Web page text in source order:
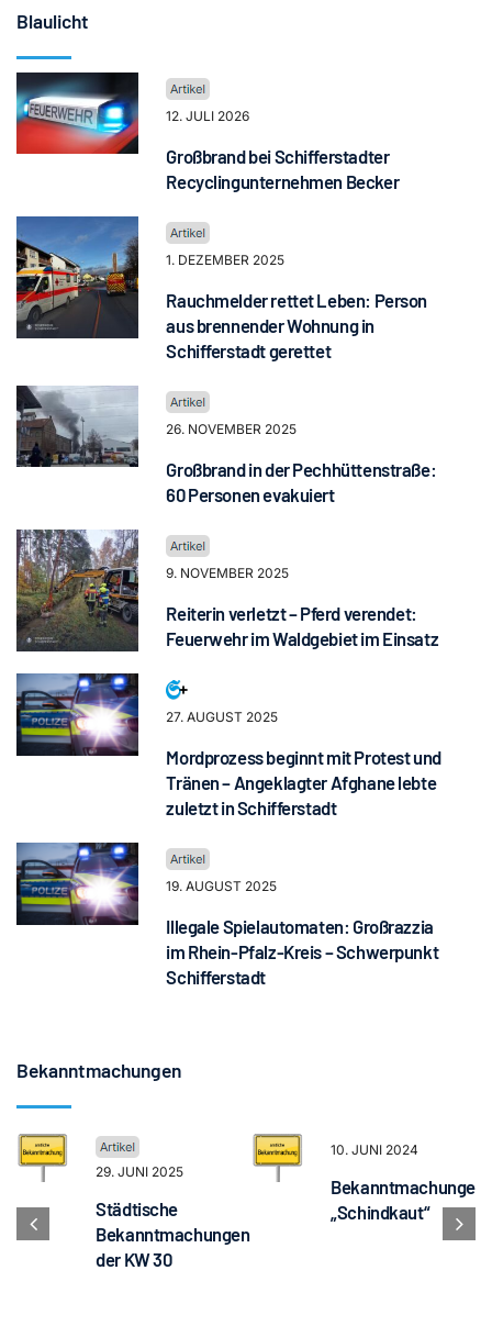
Blaulicht
12. JULI 2026
Großbrand bei Schifferstadter
Recyclingunternehmen Becker
1. DEZEMBER 2025
Rauchmelder rettet Leben: Person
aus brennender Wohnung in
Schifferstadt gerettet
26. NOVEMBER 2025
Großbrand in der Pechhüttenstraße:
60 Personen evakuiert
9. NOVEMBER 2025
Reiterin verletzt – Pferd verendet:
Feuerwehr im Waldgebiet im Einsatz
27. AUGUST 2025
Mordprozess beginnt mit Protest und
Tränen – Angeklagter Afghane lebte
zuletzt in Schifferstadt
19. AUGUST 2025
Illegale Spielautomaten: Großrazzia
im Rhein-Pfalz-Kreis – Schwerpunkt
Schifferstadt
Bekanntmachungen
29. JUNI 2025
Städtische
Bekanntmachungen
der KW 30
10. JUNI 2024
Bekanntmachungen
„Schindkaut“